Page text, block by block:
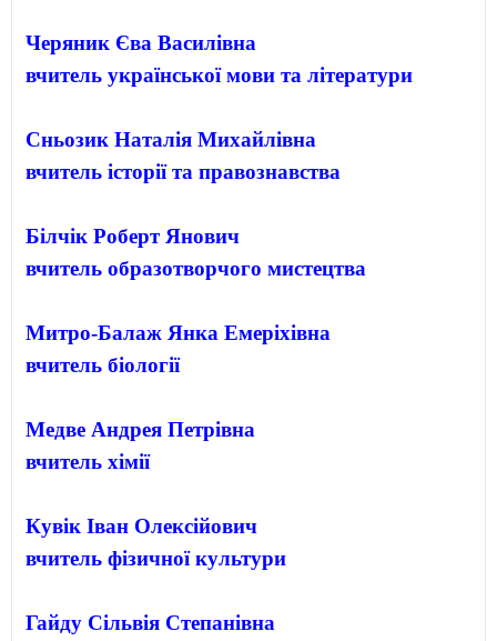
Черяник Єва Василівна
вчитель української мови та літератури
Сньозик Наталія Михайлівна
вчитель історії та правознавства
Білчік Роберт Янович
вчитель образотворчого мистецтва
Митро-Балаж Янка Емеріхівна
вчитель біології
Медве Андрея Петрівна
вчитель хімії
Кувік Іван Олексійович
вчитель фізичної культури
Гайду Сільвія Степанівна